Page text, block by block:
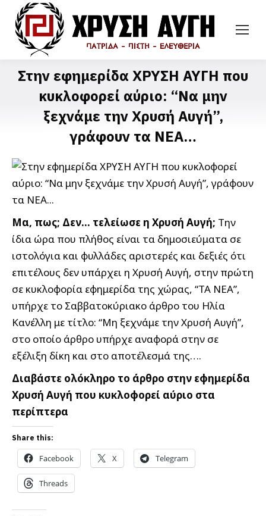
Στην εφημερίδα ΧΡΥΣΗ ΑΥΓΗ που
κυκλοφορεί αύριο: “Να μην
ξεχνάμε την Χρυσή Αυγή”,
γράφουν τα ΝΕΑ…
Μα, πως; Δεν… τελείωσε η Χρυσή Αυγή; Την
ίδια ώρα που πλήθος είναι τα δημοσιεύματα σε
ιστολόγια και φυλλάδες αριστερές και δεξιές ότι
επιτέλους δεν υπάρχει η Χρυσή Αυγή, στην πρώτη
σε κυκλοφορία εφημερίδα της χώρας, “ΤΑ ΝΕΑ”,
υπήρχε το Σαββατοκύριακο άρθρο του Ηλία
Κανέλλη με τίτλο: “Μη ξεχνάμε την Χρυσή Αυγή”,
στο οποίο άρθρο υπήρχε αναφορά στην σε
εξέλιξη δίκη και στο αποτέλεσμά της….
Διαβάστε ολόκληρο το άρθρο στην εφημερίδα
Χρυσή Αυγή που κυκλοφορεί αύριο στα
περίπτερα
Share this:
Facebook X Telegram
Threads